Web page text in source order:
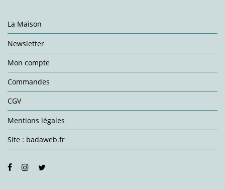
La Maison
Newsletter
Mon compte
Commandes
CGV
Mentions légales
Site : badaweb.fr